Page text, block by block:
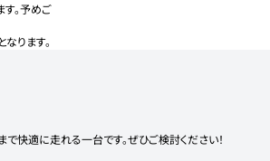
。予めご
ります。
快適に走れる一台です。ぜひご検討ください！